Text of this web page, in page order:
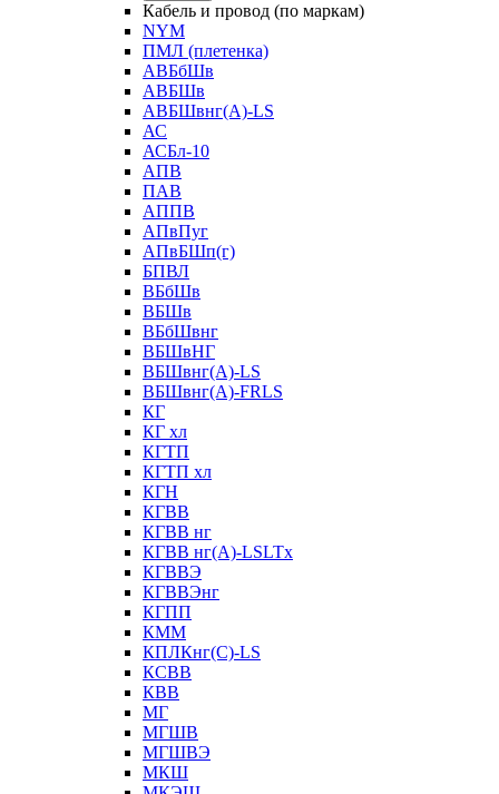
Кабель и провод (по маркам)
NYM
ПМЛ (плетенка)
АВБбШв
АВБШв
АВБШвнг(А)-LS
АС
АСБл-10
АПВ
ПАВ
АППВ
АПвПуг
АПвБШп(г)
БПВЛ
ВБбШв
ВБШв
ВБбШвнг
ВБШвНГ
ВБШвнг(А)-LS
ВБШвнг(А)-FRLS
КГ
КГ хл
КГТП
КГТП хл
КГН
КГВВ
КГВВ нг
КГВВ нг(А)-LSLTx
КГВВЭ
КГВВЭнг
КГПП
КММ
КПЛКнг(C)-LS
КСВВ
КВВ
МГ
МГШВ
МГШВЭ
МКШ